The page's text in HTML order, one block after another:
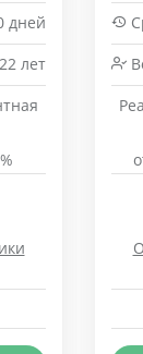
дней
лет